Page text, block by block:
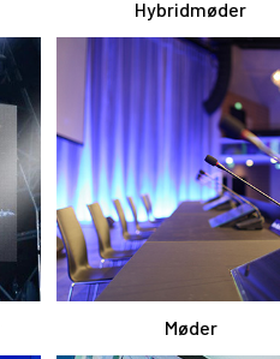
Hybridmøder
Møder